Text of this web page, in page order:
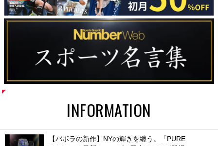
INFORMATION
【バボラの新作】NYの輝きを纏う。「PURE